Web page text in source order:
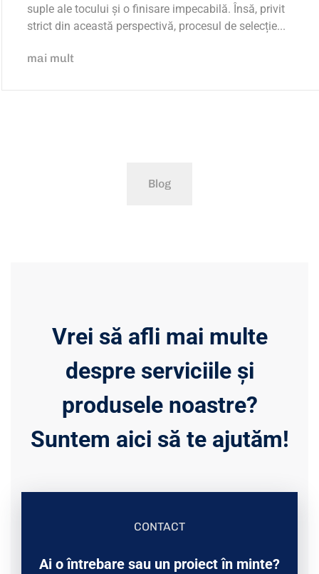
suple ale tocului și o finisare impecabilă. Însă, privit
strict din această perspectivă, procesul de selecție...
mai mult
Blog
Vrei să afli mai multe
despre serviciile și
produsele noastre?
Suntem aici să te ajutăm!
CONTACT
Ai o întrebare sau un proiect în minte?